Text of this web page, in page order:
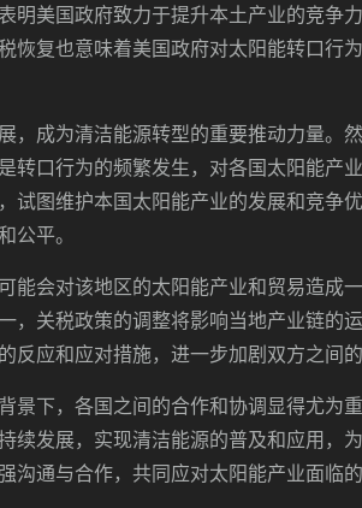
美国政府致力于提升本土产业的竞争
恢复也意味着美国政府对太阳能转口行
，成为清洁能源转型的重要推动力量。
转口行为的频繁发生，对各国太阳能产
试图维护本国太阳能产业的发展和竞争
公平。
能会对该地区的太阳能产业和贸易造成
，关税政策的调整将影响当地产业链的
应和应对措施，进一步加剧双方之间的
景下，各国之间的合作和协调显得尤为
续发展，实现清洁能源的普及和应用，
沟通与合作，共同应对太阳能产业面临